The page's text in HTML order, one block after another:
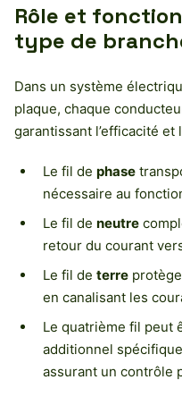
Rôle et
type de
Dans un système
plaque, chaque
garantissant l’efficacité
Le fil de phase
nécessaire au
Le fil de neutre
retour du courant
Le fil de terre
en canalisant les
Le quatrième fil peut
additionnel
assurant un contrôle